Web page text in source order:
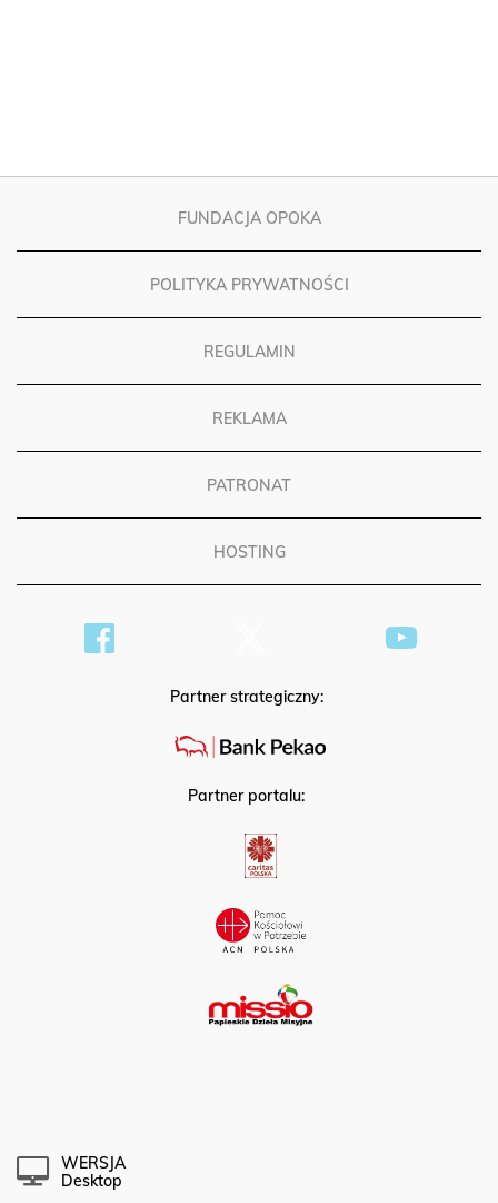
FUNDACJA OPOKA
POLITYKA PRYWATNOŚCI
REGULAMIN
REKLAMA
PATRONAT
HOSTING
Partner strategiczny:
Partner portalu:
WERSJA
Desktop